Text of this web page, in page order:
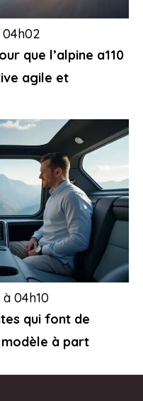
que l’alpine a110
agile et
qui font de
modèle à part
04h10